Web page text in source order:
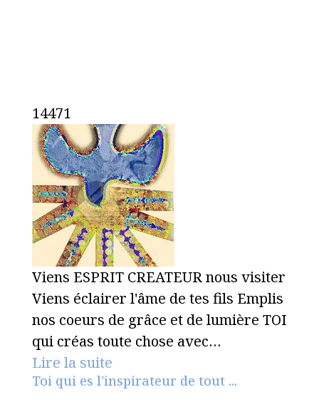
14471
Viens ESPRIT CREATEUR nous visiter
Viens éclairer l'âme de tes fils Emplis
nos coeurs de grâce et de lumière TOI
qui créas toute chose avec…
Lire la suite
Toi qui es l'inspirateur de tout ...